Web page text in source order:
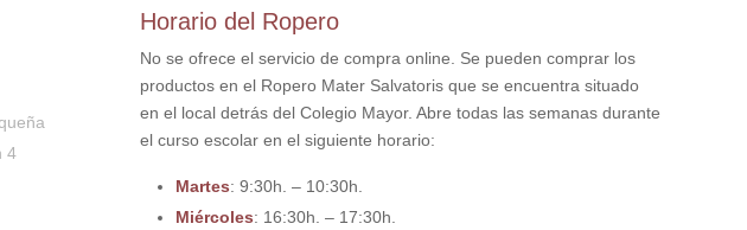
Horario del Ropero
No se ofrece el servicio de compra online. Se pueden comprar los
productos en el Ropero Mater Salvatoris que se encuentra situado
en el local detrás del Colegio Mayor. Abre todas las semanas durante
el curso escolar en el siguiente horario:
Martes: 9:30h. – 10:30h.
Miércoles: 16:30h. – 17:30h.